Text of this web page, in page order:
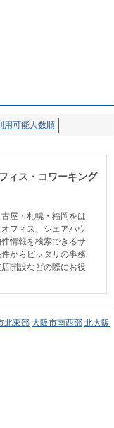
用可能人数順
ィス・コワーキング
屋・札幌・福岡をは
フィス、シェアハウ
情報を検索できるサ
からピッタリの事務
開設などの際にお役
北東部 大阪市南西部 北大阪